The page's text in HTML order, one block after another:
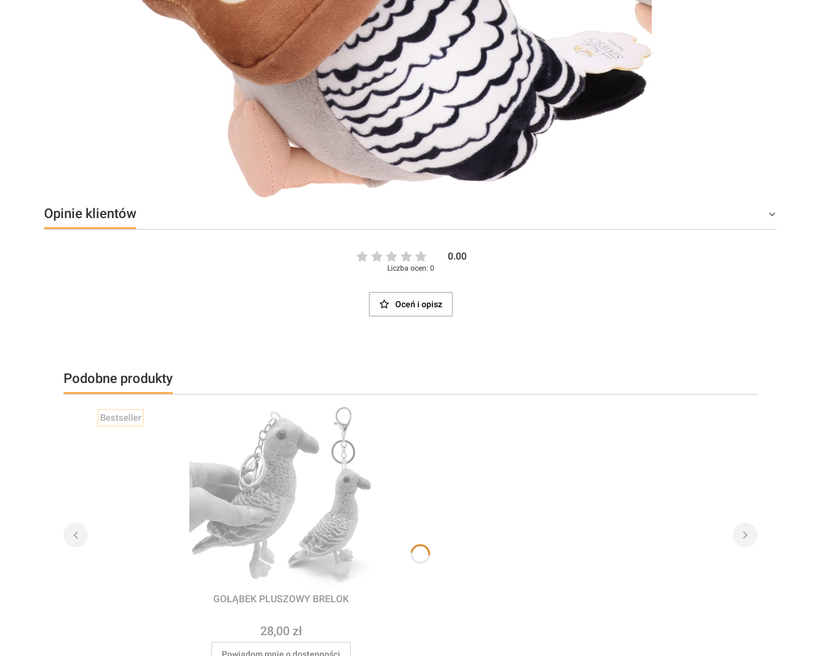
Opinie klientów
0.00
Liczba ocen: 0
Oceń i opisz
Podobne produkty
Bestseller
GOŁĄBEK PLUSZOWY BRELOK
Cena
28,00 zł